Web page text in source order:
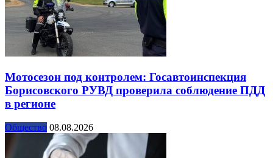
Мотосезон под контролем: Госавтоинспекция
Борисовского РУВД проверила соблюдение ПДД
в регионе
Общество 08.08.2026